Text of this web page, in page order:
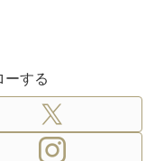
ーする